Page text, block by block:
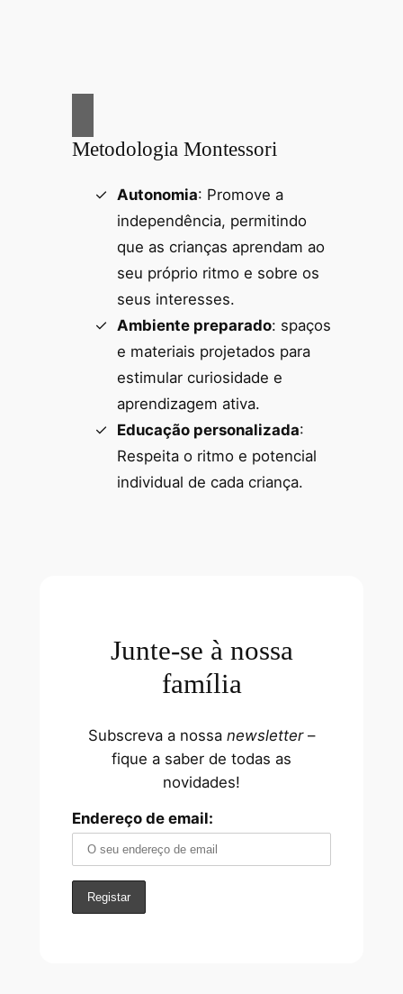
Metodologia Montessori
Autonomia: Promove a
independência, permitindo
que as crianças aprendam ao
seu próprio ritmo e sobre os
seus interesses.
Ambiente preparado: spaços
e materiais projetados para
estimular curiosidade e
aprendizagem ativa.
Educação personalizada:
Respeita o ritmo e potencial
individual de cada criança.
Junte-se à nossa
família
Subscreva a nossa newsletter –
fique a saber de todas as
novidades!
Endereço de email: